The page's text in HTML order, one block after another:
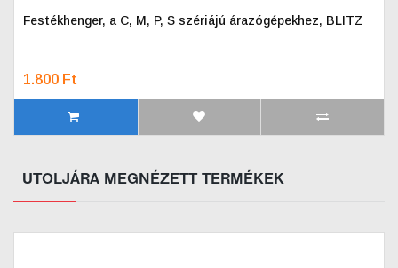
Festékhenger, a C, M, P, S szériájú árazógépekhez, BLITZ
1.800 Ft
UTOLJÁRA MEGNÉZETT TERMÉKEK